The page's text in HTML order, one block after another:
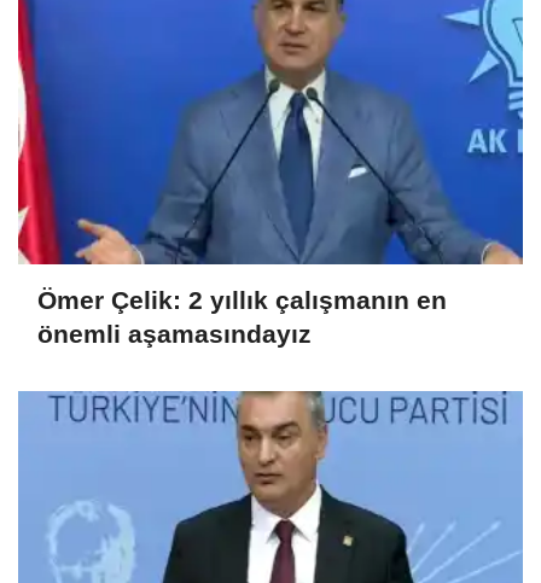
Ömer Çelik: 2 yıllık çalışmanın en
önemli aşamasındayız